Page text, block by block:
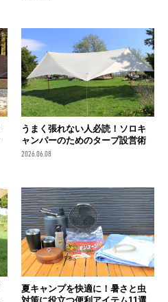
うまく張れない人必読！ソロキ
ャンパーのためのタープ設営術
2026.06.08
夏キャンプを快適に！暑さと虫